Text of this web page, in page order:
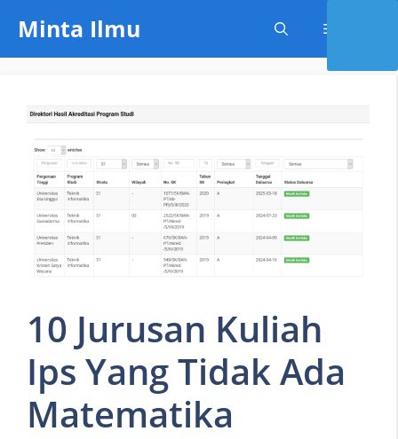
content
Minta Ilmu
10 Jurusan Kuliah
Ips Yang Tidak Ada
Matematika